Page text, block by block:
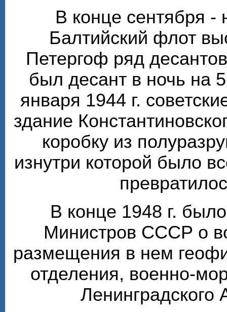
В конце сентября -
Балтийский флот
Петергоф ряд
был десант в ночь на
января 1944 г.
здание
коробку из
изнутри которой было
В конце 1948 г.
Министров СССР о
размещения в нем
отделения, военно-
Ленинградского